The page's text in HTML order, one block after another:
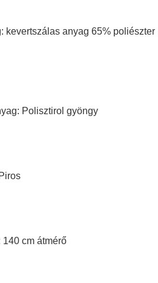
kevertszálas anyag 65% poliészter
Polisztirol gyöngy
140 cm átmérő